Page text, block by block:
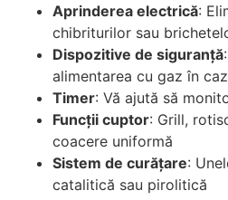
Aprinderea electrică:
chibriturilor sau
Dispozitive de siguranță
alimentarea cu gaz în
Timer: Vă ajută să
Funcții cuptor: Grill,
coacere uniformă
Sistem de curățare:
catalitică sau pirolitică